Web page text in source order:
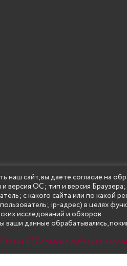
наш сайт, вы даете согласие на
версия ОС; тип и версия
с какого сайта или по какой
ip-адрес) в целях
исследований и обзоров.
ваши данные обрабатывались,
9 "Согласие субъекта